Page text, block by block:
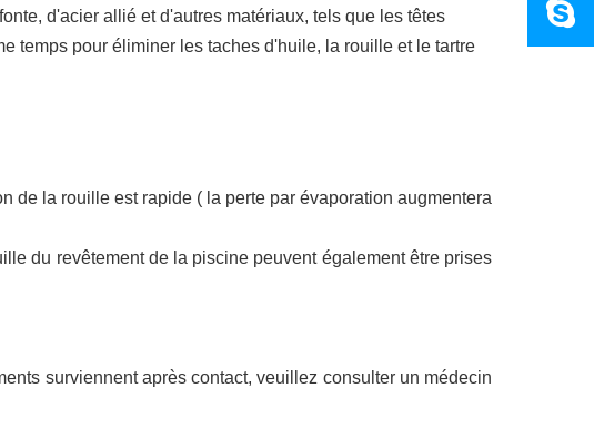
d'acier allié et d'autres matériaux, tels que les têtes
temps pour éliminer les taches d'huile, la rouille et le tartre
de la rouille est rapide ( la perte par évaporation augmentera
du revêtement de la piscine peuvent également être prises
surviennent après contact, veuillez consulter un médecin